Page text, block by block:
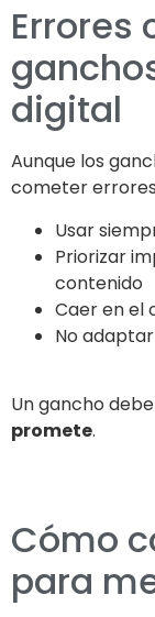
Errores
digital
Aunque los
cometer
Usar
Priorizar
contenido
Caer en el
No
Un gancho
promete.
Cómo
para